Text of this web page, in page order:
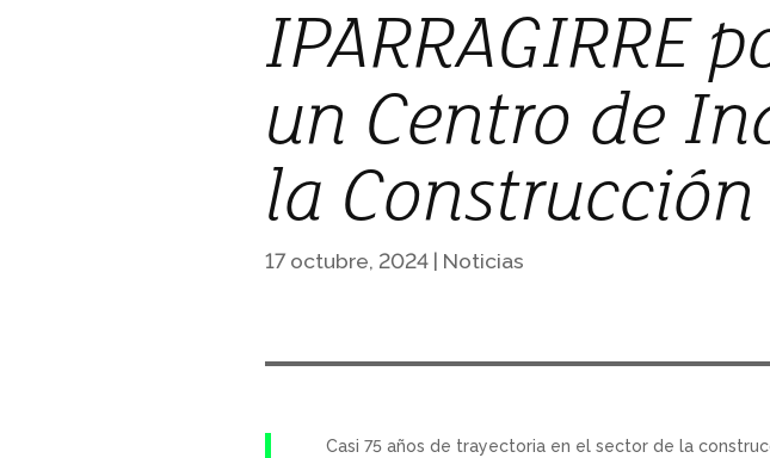
IPARRAGIRRE
un Centro de
la
17 octubre, 2024 | Noticias
Casi 75 años de trayectoria en el sector de la